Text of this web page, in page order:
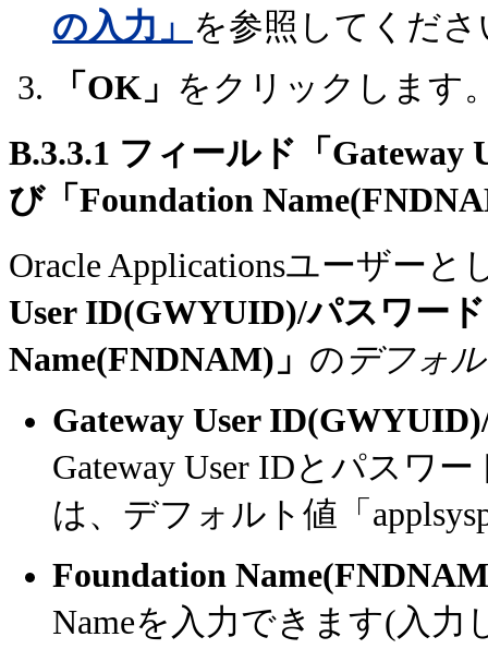
の入力」 を参照してくださ
「OK」 をクリックします
B.3.3.1 フィールド「Gateway
び「Foundation
Oracle Applicationsユーザー
User ID(GWYUID)/パスワー
Name(FNDNAM)」 のデフォ
Gateway User
Gateway User IDとパスワ
は、デフォルト値「
Foundation
Nameを入力できます(入